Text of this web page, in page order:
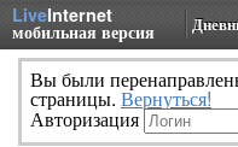
LiveInternet
мобильная версия
Вы были
страницы. Вернуться!
Авторизация